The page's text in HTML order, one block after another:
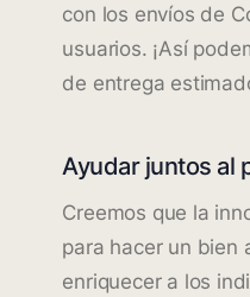
con los envíos de
usuarios. ¡Así
de entrega
Ayudar juntos al
Creemos que la
para hacer un bien
enriquecer a los